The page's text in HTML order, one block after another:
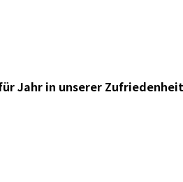
Jahr in unserer